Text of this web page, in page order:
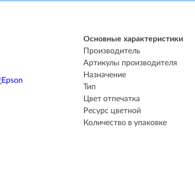
Основные характеристики
Производитель
Артикулы производителя
Назначение
Тип
Цвет отпечатка
Ресурс цветной
Количество в упаковке